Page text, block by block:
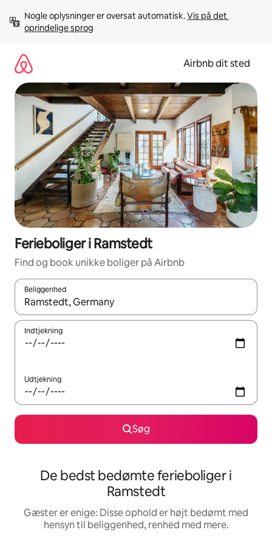
videre
Nogle oplysninger er oversat automatisk. Vis på det
oprindelige sprog
Airbnb dit sted
Ferieboliger i Ramstedt
Find og book unikke boliger på Airbnb
Beliggenhed
Når resultaterne er tilgængelige, skal du navigere med
Indtjekning
Udtjekning
Søg
De bedst bedømte ferieboliger i
Ramstedt
Gæster er enige: Disse ophold er højt bedømt med
hensyn til beliggenhed, renhed med mere.